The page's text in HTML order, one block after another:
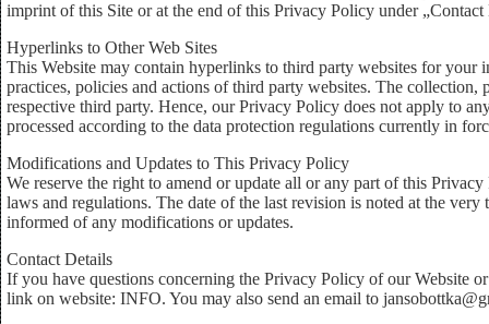
imprint of this Site or at the end of this Privacy Policy under „Contact
Hyperlinks to Other Web Sites
This Website may contain hyperlinks to third party websites for your
practices, policies and actions of third party websites. The
respective third party. Hence, our Privacy Policy does not apply to
processed according to the data protection regulations currently in
Modifications and Updates to This Privacy Policy
We reserve the right to amend or update all or any part of this
laws and regulations. The date of the last revision is noted at the
informed of any modifications or updates.
Contact Details
If you have questions concerning the Privacy Policy of our Website
link on website: INFO. You may also send an email to